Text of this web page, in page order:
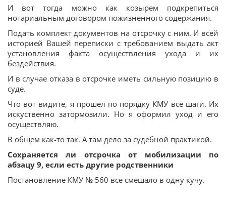
И вот тогда можно как козырем подкрепиться
нотариальным договором пожизненного содержания.
Подать комплект документов на отсрочку с ним. И всей
историей Вашей переписки с требованием выдать акт
установления факта осуществления ухода и их
бездействия.
И в случае отказа в отсрочке иметь сильную позицию в
суде.
Что вот видите, я прошел по порядку КМУ все шаги. Их
искуственно затормозили. Но я оформил уход и его
осуществляю.
В общем как-то так. А там дело за судебной практикой.
Сохраняется ли отсрочка от мобилизации по
абзацу 9, если есть другие родственники
Постановление КМУ № 560 все смешало в одну кучу.